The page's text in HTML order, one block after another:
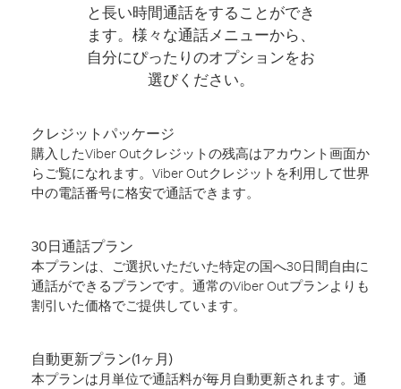
と長い時間通話をすることができ
ます。様々な通話メニューから、
自分にぴったりのオプションをお
選びください。
クレジットパッケージ
購入したViber Outクレジットの残高はアカウント画面か
らご覧になれます。Viber Outクレジットを利用して世界
中の電話番号に格安で通話できます。
30日通話プラン
本プランは、ご選択いただいた特定の国へ30日間自由に
通話ができるプランです。通常のViber Outプランよりも
割引いた価格でご提供しています。
自動更新プラン(1ヶ月)
本プランは月単位で通話料が毎月自動更新されます。通